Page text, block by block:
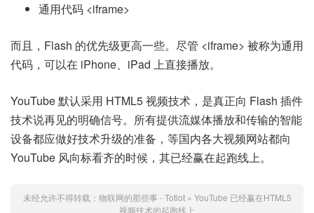
通用代码 <iframe>
而且，Flash 的优先级更高一些。尽管 <iframe> 被称为通用
代码，可以在 iPhone、iPad 上直接播放。
YouTube 默认采用 HTML5 视频技术，是真正向 Flash 插件
技术说再见的明确信号。所有提供流媒体播放和传输的智能
设备都应做好技术升级的准备，等国内各大视频网站都向
YouTube 风向标看齐的时候，其已经赢在起跑线上。
未经允许不得转载： 物联网的那些事 - Totiot» YouTube 已经赢在HTML5
视频技术的起跑线上